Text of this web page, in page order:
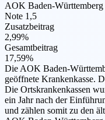
AOK Baden-Württemberg
Note 1,5
Zusatzbeitrag
2,99%
Gesamtbeitrag
17,59%
Die AOK Baden-
geöffnete Krankenkasse.
Die Ortskrankenkassen
ein Jahr nach der
und zählen somit zu den